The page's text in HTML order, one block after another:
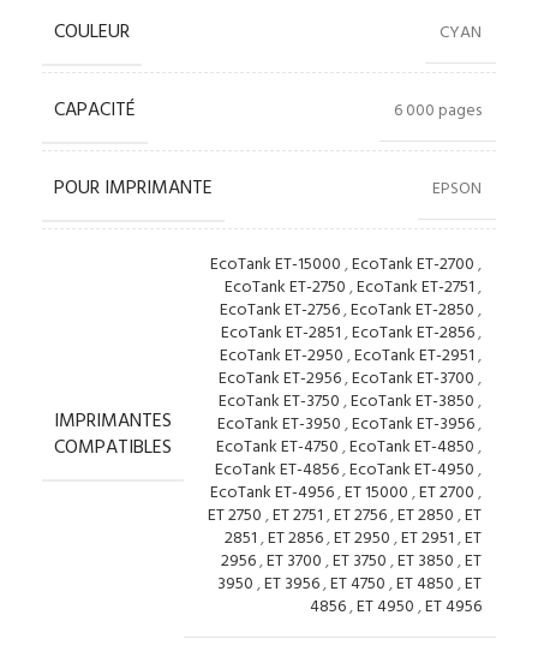
COULEUR CYAN
CAPACITÉ 6 000 pages
POUR IMPRIMANTE EPSON
IMPRIMANTES
COMPATIBLES
EcoTank ET-15000,EcoTank ET-2700,
EcoTank ET-2750,EcoTank ET-2751,
EcoTank ET-2756,EcoTank ET-2850,
EcoTank ET-2851,EcoTank ET-2856,
EcoTank ET-2950,EcoTank ET-2951,
EcoTank ET-2956,EcoTank ET-3700,
EcoTank ET-3750,EcoTank ET-3850,
EcoTank ET-3950,EcoTank ET-3956,
EcoTank ET-4750,EcoTank ET-4850,
EcoTank ET-4856,EcoTank ET-4950,
EcoTank ET-4956,ET 15000,ET 2700,
ET 2750,ET 2751,ET 2756,ET 2850,ET
2851,ET 2856,ET 2950,ET 2951,ET
2956,ET 3700,ET 3750,ET 3850,ET
3950,ET 3956,ET 4750,ET 4850,ET
4856,ET 4950,ET 4956